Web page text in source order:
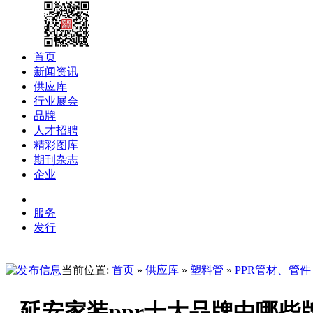
首页
新闻资讯
供应库
行业展会
品牌
人才招聘
精彩图库
期刊杂志
企业
服务
发行
当前位置: 首页 » 供应库 » 塑料管 » PPR管材、管件